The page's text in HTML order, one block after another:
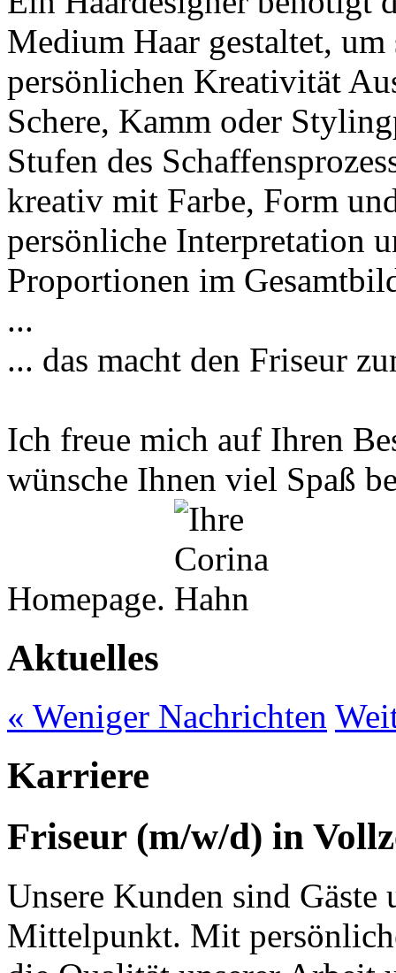
Medium Haar gestaltet,
persönlichen Kreativität
Schere, Kamm oder
Stufen des
kreativ mit Farbe, Form
persönliche Interpretation
Proportionen im
...
... das macht den Friseur
Ich freue mich auf Ihren
wünsche Ihnen viel Spaß
Homepage.
Aktuelles
« Weniger Nachrichten
Karriere
Friseur (m/w/d) in
Unsere Kunden sind Gäste
Mittelpunkt. Mit